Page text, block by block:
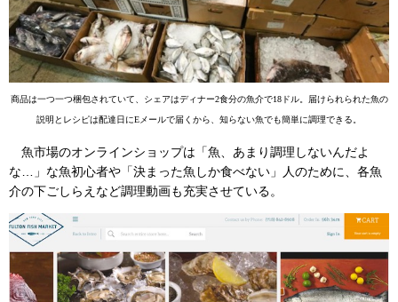
商品は一つ一つ梱包されていて、シェアはディナー2食分の魚介で18ドル。届けられられた魚の
説明とレシピは配達日にEメールで届くから、知らない魚でも簡単に調理できる。
魚市場のオンラインショップは「魚、あまり調理しないんだよ
な…」な魚初心者や「決まった魚しか食べない」人のために、各魚
介の下ごしらえなど調理動画も充実させている。